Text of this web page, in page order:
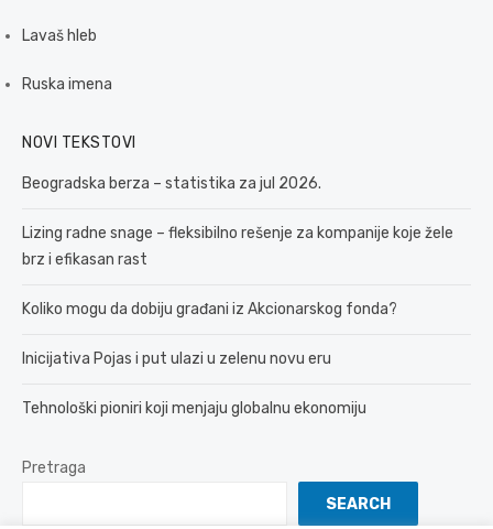
Lavaš hleb
Ruska imena
NOVI TEKSTOVI
Beogradska berza – statistika za jul 2026.
Lizing radne snage – fleksibilno rešenje za kompanije koje žele
brz i efikasan rast
Koliko mogu da dobiju građani iz Akcionarskog fonda?
Inicijativa Pojas i put ulazi u zelenu novu eru
Tehnološki pioniri koji menjaju globalnu ekonomiju
Pretraga
SEARCH